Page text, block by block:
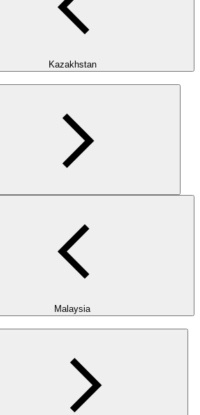
Kazakhstan
Malaysia